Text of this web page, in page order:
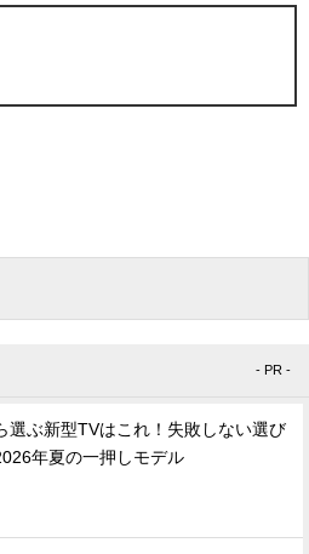
- PR -
選ぶ新型TVはこれ！失敗しない選び
年夏の一押しモデル